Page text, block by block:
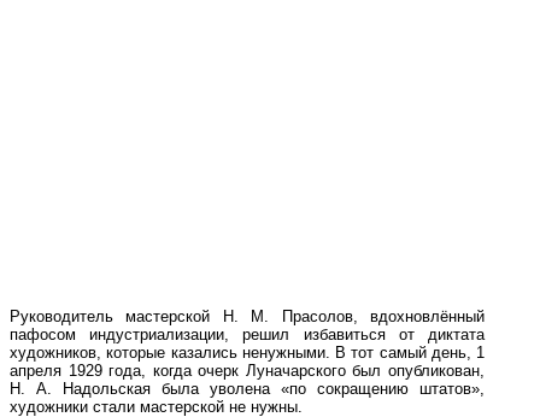
Руководитель мастерской Н. М. Прасолов, вдохновлённый
пафосом индустриализации, решил избавиться от диктата
художников, которые казались ненужными. В тот самый день, 1
апреля 1929 года, когда очерк Луначарского был опубликован,
Н. А. Надольская была уволена «по сокращению штатов»,
художники стали мастерской не нужны.